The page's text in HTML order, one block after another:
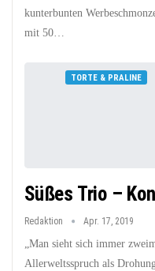
kunterbunten
mit 50…
TORTE & PRALINE
Süßes Trio –
Redaktion Apr. 17, 2019
„Man sieht sich immer
Allerweltsspruch als